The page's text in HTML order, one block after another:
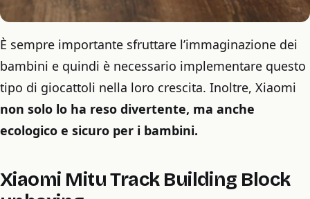
È sempre importante sfruttare l’immaginazione dei
bambini e quindi è necessario implementare questo
tipo di giocattoli nella loro crescita. Inoltre, Xiaomi
non solo lo ha reso divertente, ma anche
ecologico e sicuro per i bambini.
Xiaomi Mitu Track Building Block